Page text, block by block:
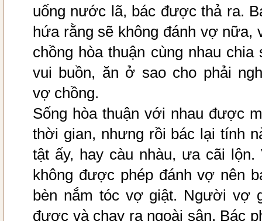
uống nước lã, bác được thả ra.
hứa rằng sẽ không đánh vợ nữa,
chồng hòa thuận cùng nhau chia
vui buồn, ăn ở sao cho phải
vợ chồng.
Sống hòa thuận với nhau được
thời gian, nhưng rồi bác lại tính
tật ấy, hay càu nhàu, ưa cãi lộn.
không được phép đánh vợ nên
bèn nắm tóc vợ giật. Người vợ
được và chạy ra ngoài sân. Bác